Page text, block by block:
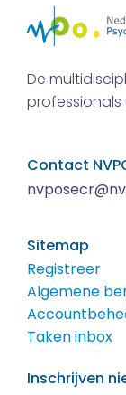
De
Contact
Sitemap
Registreer
Algemene
Taken inbox
Inschrijven